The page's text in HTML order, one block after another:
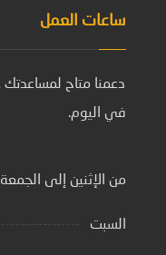
ساعات العمل
في اليوم.
من الإثنين إلى الجمعة
السبت